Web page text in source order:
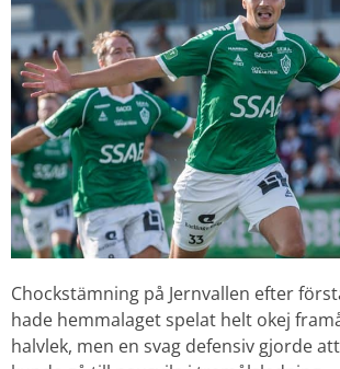
Chockstämning på Jernvallen efter
hade hemmalaget spelat helt okej
halvlek, men en svag defensiv gjorde